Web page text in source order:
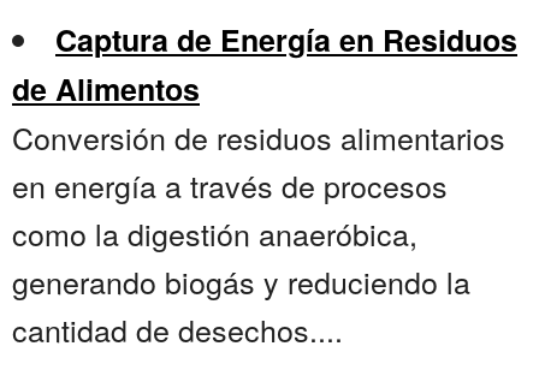
Captura de Energía en Residuos
de Alimentos
Conversión de residuos alimentarios
en energía a través de procesos
como la digestión anaeróbica,
generando biogás y reduciendo la
cantidad de desechos....